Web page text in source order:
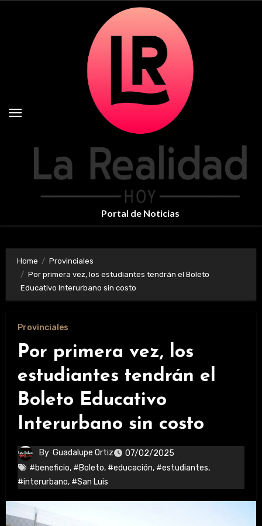
Portal de Noticias
Home
Provinciales
Por primera vez, los estudiantes tendrán el Boleto
Educativo Interurbano sin costo
Provinciales
Por primera vez, los
estudiantes tendrán el
Boleto Educativo
Interurbano sin costo
By Guadalupe Ortiz
07/02/2025
#beneficio, #Boleto, #educación, #estudiantes,
#interurbano, #San Luis